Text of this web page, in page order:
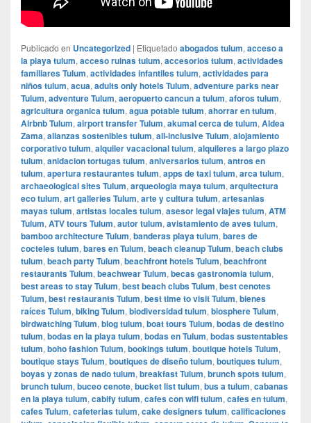
Publicado en Uncategorized | Etiquetado abogados tulum, acceso a
la playa tulum, acceso ruinas tulum, accesorios tulum, actividades
familiares Tulum, actividades infantiles tulum, actividades para
niños tulum, acua, adults only hotels Tulum, adventure parks near
Tulum, adventure Tulum, aeropuerto cancun a tulum, aforos tulum,
agricultura organica tulum, agua potable tulum, ahorrar en tulum,
Airbnb Tulum, airport transfer Tulum, akumal cerca de tulum, Aldea
Zama, alianzas sostenibles tulum, all-inclusive Tulum, alojamiento
corporativo tulum, alquiler vacacional tulum, alquileres a largo plazo
tulum, anidacion tortugas tulum, aniversarios tulum, antros en
tulum, apertura restaurantes tulum, apps de taxi tulum, arca tulum,
archaeological sites Tulum, arqueologia maya tulum, arquitectura
eco tulum, art galleries Tulum, arte y cultura tulum, artesanias
mayas tulum, artistas locales tulum, asesor legal viajes tulum, ATM
Tulum, ATV tours Tulum, autor tulum, avistamiento de aves tulum,
bamboo architecture Tulum, banderas playa tulum, bares de
cocteles tulum, bares en Tulum, beach cleanup Tulum, beach clubs
tulum, beach party Tulum, beachfront hotels Tulum, beachfront
restaurants Tulum, beachwear Tulum, becas gastronomia tulum,
best areas to stay Tulum, best beach clubs Tulum, best cenotes
Tulum, best restaurants Tulum, best time to visit Tulum, bienes
raíces Tulum, biking Tulum, biodiversidad tulum, biosphere Tulum,
birdwatching Tulum, blog tulum, boat tours Tulum, bodas de destino
tulum, bodas en la playa tulum, bodas en Tulum, bodas sustentables
tulum, boho fashion Tulum, bookings tulum, boutique hotels Tulum,
boutique stays Tulum, boutiques de diseño tulum, boutiques tulum,
boyas y zonas de nado tulum, breakfast Tulum, brunch spots tulum,
brunch tulum, buceo cenote, bucket list tulum, bus a tulum, cabanas
en la playa tulum, cabify tulum, cafes con wifi tulum, cafes en tulum,
cafes Tulum, cafeterias tulum, cake designers tulum, calificaciones